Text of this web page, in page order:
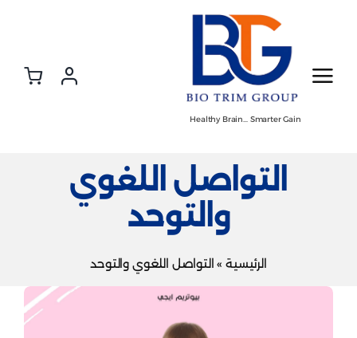
Healthy Brain… Smarter Gain
التواصل اللغوي
والتوحد
الرئيسية» التواصل اللغوي والتوحد